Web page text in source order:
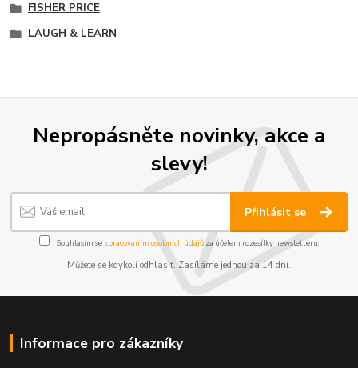
FISHER PRICE
LAUGH & LEARN
Nepropásněte novinky, akce a
slevy!
Přihlásit se
Souhlasím se zpracováním osobních údajůza účelem rozesílky newsletteru.
Můžete se kdykoli odhlásit. Zasíláme jednou za 14 dní.
Informace pro zákazníky